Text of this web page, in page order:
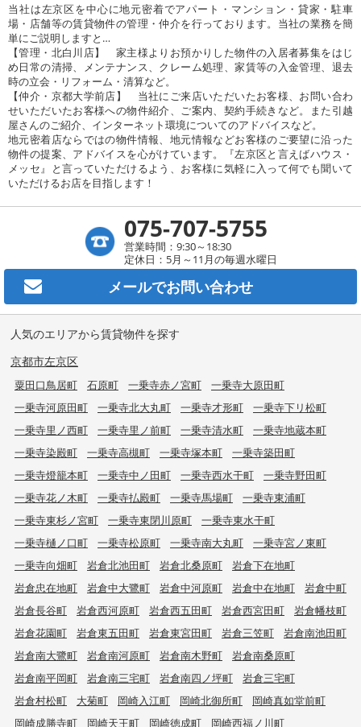
当社は左京区を中心に地元密着でアパート・マンション・貸家・駐車
場・店舗等の賃貸物件の管理・仲介を行っております。当社の業務を簡
単にご説明しますと…
【管理・北白川店】 家主様よりお預かりした物件の入居者募集をはじ
め日常の清掃、メンテナンス、クレーム処理、家賃等の入金管理、退去
時の立会・リフォーム・清算など。
【仲介・京都大学前店】 当社にご来店いただいたお客様、お問い合わ
せいただいたお客様への物件紹介、ご案内、契約手続きなど。また引越
屋さんのご紹介、インターネット環境についてのアドバイスなど。
地元密着店ならではの物件情報、地元情報などお客様のご要望に沿った
物件の提案、アドバイスを心がけています。『左京区と言えばハウス・
メッセ』と言っていただけるよう、お客様に気軽に入って何でも聞いて
いただけるお店を目指します！
075-707-5755
営業時間：9:30～18:30
定休日：5月～11月の毎週水曜日
メールでお問い合わせ
人気のエリアから賃貸物件を探す
京都市左京区
粟田口鳥居町 石原町 一乗寺赤ノ宮町
一乗寺大原田町
一乗寺河原田町
一乗寺北大丸町 一乗寺才形町
一乗寺下リ松町
一乗寺里ノ西町
一乗寺里ノ前町 一乗寺清水町
一乗寺地蔵本町
一乗寺染殿町
一乗寺高槻町 一乗寺塚本町
一乗寺築田町
一乗寺燈籠本町
一乗寺中ノ田町 一乗寺西水干町
一乗寺野田町
一乗寺花ノ木町
一乗寺払殿町 一乗寺馬場町
一乗寺東浦町
一乗寺東杉ノ宮町
一乗寺東閉川原町
一乗寺東水干町
一乗寺樋ノ口町
一乗寺松原町 一乗寺南大丸町
一乗寺宮ノ東町
一乗寺向畑町
岩倉北池田町 岩倉北桑原町
岩倉下在地町
岩倉忠在地町
岩倉中大鷺町 岩倉中河原町 岩倉中在地町
岩倉中町
岩倉長谷町
岩倉西河原町 岩倉西五田町 岩倉西宮田町
岩倉幡枝町
岩倉花園町
岩倉東五田町 岩倉東宮田町 岩倉三笠町
岩倉南池田町
岩倉南大鷺町
岩倉南河原町 岩倉南木野町
岩倉南桑原町
岩倉南平岡町
岩倉南三宅町 岩倉南四ノ坪町
岩倉三宅町
岩倉村松町
大菊町 岡崎入江町 岡崎北御所町
岡崎真如堂前町
岡崎成勝寺町
岡崎天王町 岡崎徳成町 岡崎西福ノ川町